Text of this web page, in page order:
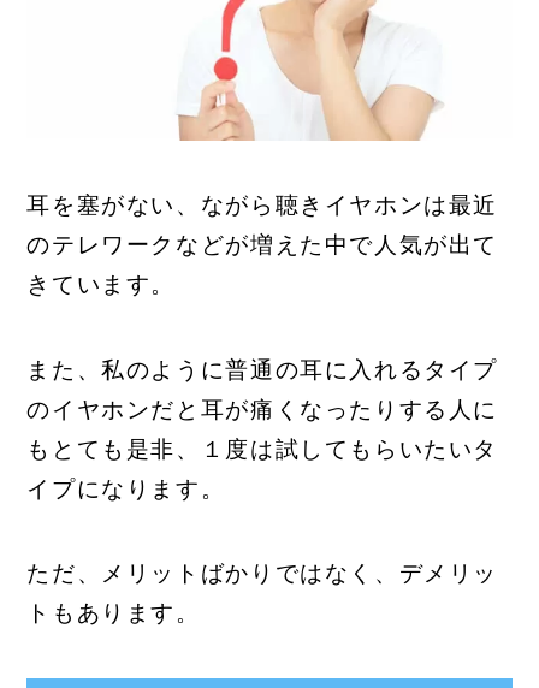
耳を塞がない、ながら聴きイヤホンは最近
のテレワークなどが増えた中で人気が出て
きています。
また、私のように普通の耳に入れるタイプ
のイヤホンだと耳が痛くなったりする人に
もとても是非、１度は試してもらいたいタ
イプになります。
ただ、メリットばかりではなく、デメリッ
トもあります。